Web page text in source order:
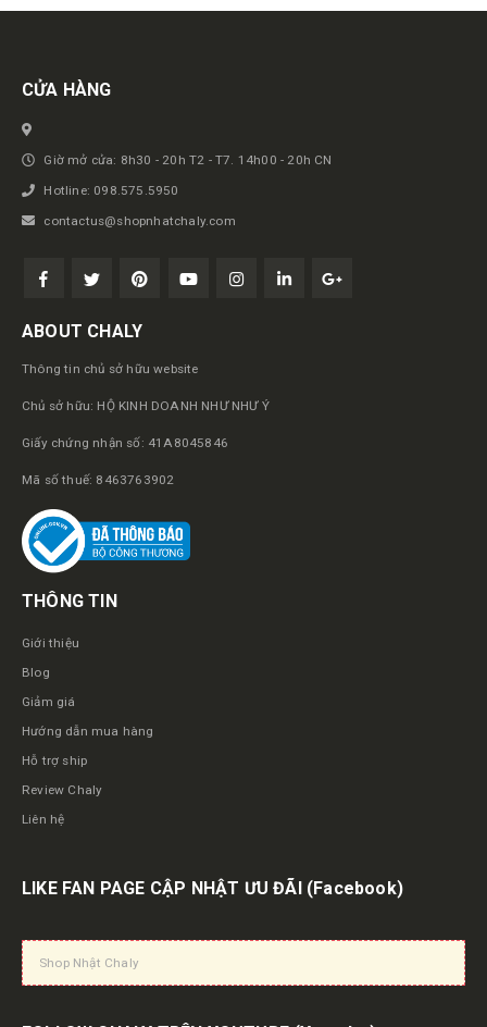
Get in touch
CỬA HÀNG
Giờ mở cửa: 8h30 - 20h T2 - T7. 14h00 - 20h CN
Hotline: 098.575.5950
contactus@shopnhatchaly.com
ABOUT CHALY
Thông tin chủ sở hữu website
Chủ sở hữu: HỘ KINH DOANH NHƯ NHƯ Ý
Giấy chứng nhận số: 41A8045846
Mã số thuế: 8463763902
THÔNG TIN
Giới thiệu
Blog
Giảm giá
Hướng dẫn mua hàng
Hỗ trợ ship
Review Chaly
Liên hệ
LIKE FAN PAGE CẬP NHẬT ƯU ĐÃI (Facebook)
Shop Nhật Chaly